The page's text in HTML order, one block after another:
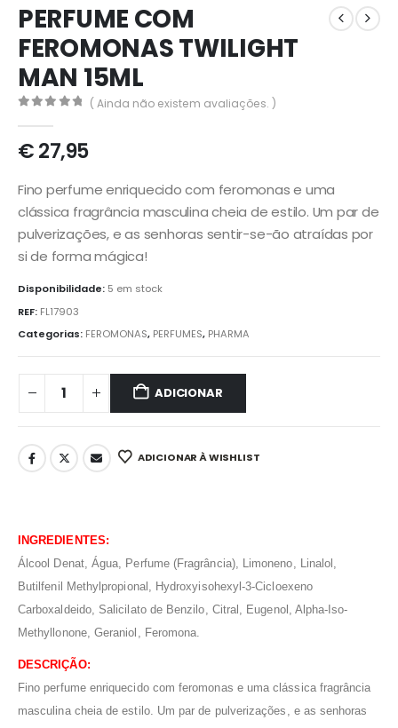
PERFUME COM
FEROMONAS TWILIGHT
MAN 15ML
( Ainda não existem avaliações. )
€27,95
Fino perfume enriquecido com feromonas e uma
clássica fragrância masculina cheia de estilo. Um par de
pulverizações, e as senhoras sentir-se-ão atraídas por
si de forma mágica!
Disponibilidade: 5 em stock
REF: FL17903
Categorias: FEROMONAS, PERFUMES, PHARMA
ADICIONAR
ADICIONAR À WISHLIST
INGREDIENTES:
Álcool Denat, Água, Perfume (Fragrância), Limoneno, Linalol,
Butilfenil Methylpropional, Hydroxyisohexyl-3-Cicloexeno
Carboxaldeido, Salicilato de Benzilo, Citral, Eugenol, Alpha-Iso-
Methyllonone, Geraniol, Feromona.
DESCRIÇÃO:
Fino perfume enriquecido com feromonas e uma clássica fragrância
masculina cheia de estilo. Um par de pulverizações, e as senhoras